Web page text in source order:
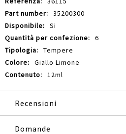
35200300
Si
6
Tempere
Giallo Limone
12ml
Recensioni
Domande